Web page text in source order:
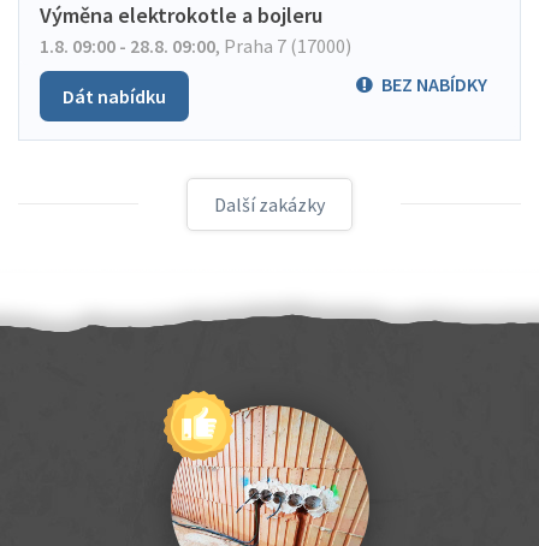
Výměna elektrokotle a bojleru
1.8. 09:00 - 28.8. 09:00, Praha 7 (17000)
BEZ NABÍDKY
Dát nabídku
Další zakázky